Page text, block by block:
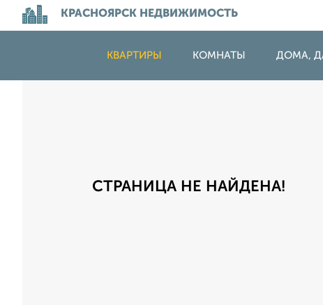
КРАСНОЯРСК НЕДВИЖИМОСТЬ
КВАРТИРЫ КОМНАТЫ ДОМА,
СТРАНИЦА НЕ НАЙДЕНА!